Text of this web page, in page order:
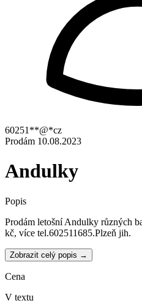
60251**@*cz
Prodám 10.08.2023
Andulky
Popis
Prodám letošní Andulky různých
kč, více tel.602511685.Plzeň jih.
Zobrazit celý popis →
Cena
V textu